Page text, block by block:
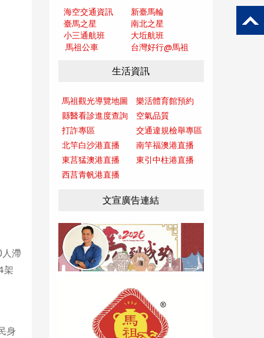
滯
架
身
海空交通資訊
新臺馬輪
臺馬之星
南北之星
小三通航班
大坵航班
馬祖公車
台灣好行@馬祖
生活資訊
馬祖觀光導覽地圖
樂活體育館預約
縣醫看診進度查詢
空氣品質
打詐專區
交通違規檢舉專區
北竿白沙港直播
南竿福澳港直播
東莒猛澳港直播
東引中柱港直播
西莒青帆港直播
文宣廣告連結